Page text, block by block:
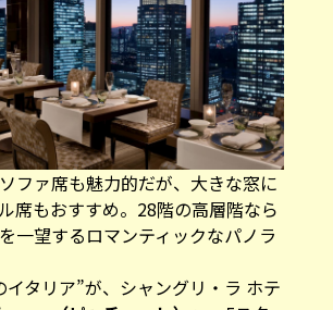
ファ席も魅力的だが、大きな窓に
席もおすすめ。28階の高層階なら
一望するロマンティックなパノラ
イタリア”が、シャングリ・ラ ホテ